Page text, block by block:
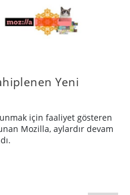
Yeni
için faaliyet gösteren
Mozilla, aylardır devam